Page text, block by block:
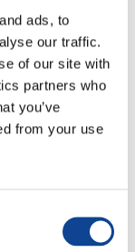
ads, to
our traffic.
of our site with
partners who
you’ve
from your use
Tra essi,
la solidarietà
Francescoin
2018 é
parole-chiave
esperti in